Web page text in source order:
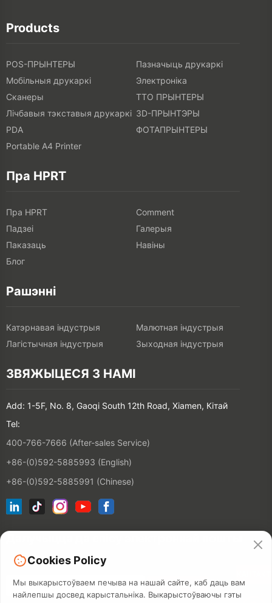
Products
POS-ПРЫНТЕРЫ
Пазначыць друкаркі
Мобільныя друкаркі
Электроніка
Сканеры
ТТО ПРЫНТЕРЫ
Лічбавыя тэкставыя друкаркі 3D-ПРЫНТЭРЫ
PDA
ФОТАПРЫНТЕРЫ
Portable A4 Printer
Пра HPRT
Пра HPRT
Comment
Падзеі
Галерыя
Паказаць
Навіны
Блог
Рашэнні
Катэрнавая індустрыя
Малютная індустрыя
Лагістычная індустрыя
Зыходная індустрыя
ЗВЯЖЫЦЕСЯ З НАМІ
Add: 1-5F, No. 8, Gaoqi South 12th Road, Xiamen, Кітай
Tel:
400-766-7666 (After-sales Service)
+86-(0)592-5885993 (English)
+86-(0)592-5885991 (Chinese)
Cookies Policy
Мы выкарыстоўваем печыва на нашай сайте, каб даць вам
найлепшы досвед карыстальніка. Выкарыстоўваючы гэты